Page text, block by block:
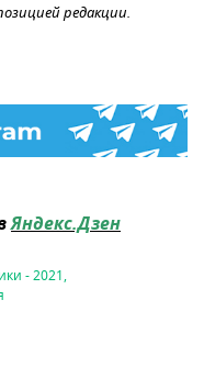
редакции.
Яндекс.Дзен
- 2021,